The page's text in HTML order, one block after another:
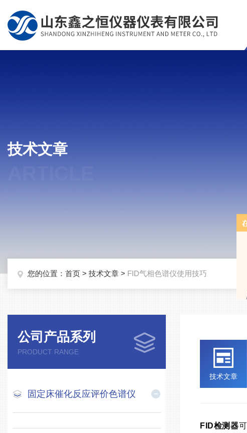
技术文章
您的位置： 首页 > 技术文章 > FID气相色谱仪使用技巧
公司产品系列
PRODUCT RANGE
固定床催化反应评价色谱仪
技术文章
FID检测器